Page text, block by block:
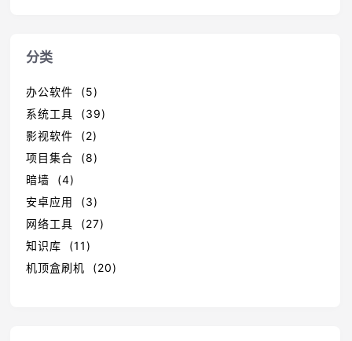
分类
办公软件 (5)
系统工具 (39)
影视软件 (2)
项目集合 (8)
暗墙 (4)
安卓应用 (3)
网络工具 (27)
知识库 (11)
机顶盒刷机 (20)